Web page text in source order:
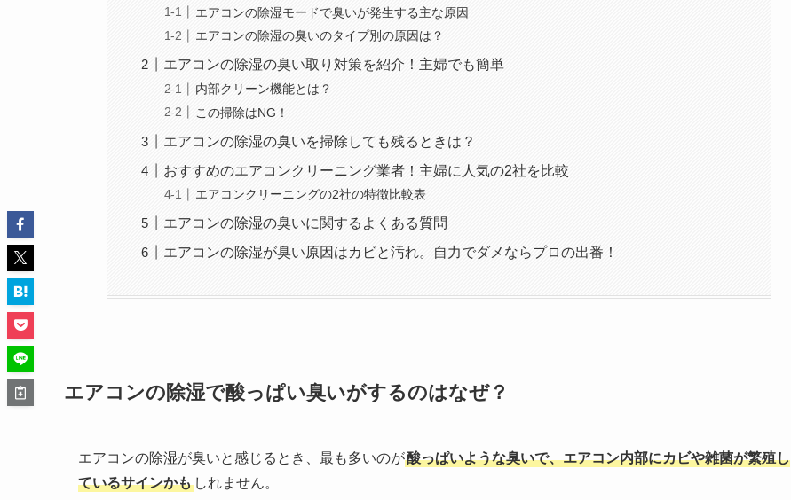
エアコンの除湿モードで臭いが発生する主な原因
エアコンの除湿の臭いのタイプ別の原因は？
エアコンの除湿の臭い取り対策を紹介！主婦でも簡単
内部クリーン機能とは？
この掃除はNG！
エアコンの除湿の臭いを掃除しても残るときは？
おすすめのエアコンクリーニング業者！主婦に人気の2社を比較
エアコンクリーニングの2社の特徴比較表
エアコンの除湿の臭いに関するよくある質問
エアコンの除湿が臭い原因はカビと汚れ。自力でダメならプロの出番！
エアコンの除湿で酸っぱい臭いがするのはなぜ？
エアコンの除湿が臭いと感じるとき、最も多いのが酸っぱいような臭いで、エアコン内部にカビや雑菌が繁殖し
ているサインかも しれません。